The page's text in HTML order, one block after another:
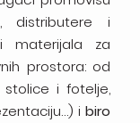
distributere i
i materijala
za
prostora: od
stolice i fotelje,
ibiro